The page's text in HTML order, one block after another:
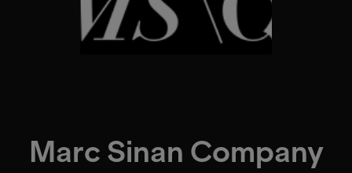
Marc Sinan Company